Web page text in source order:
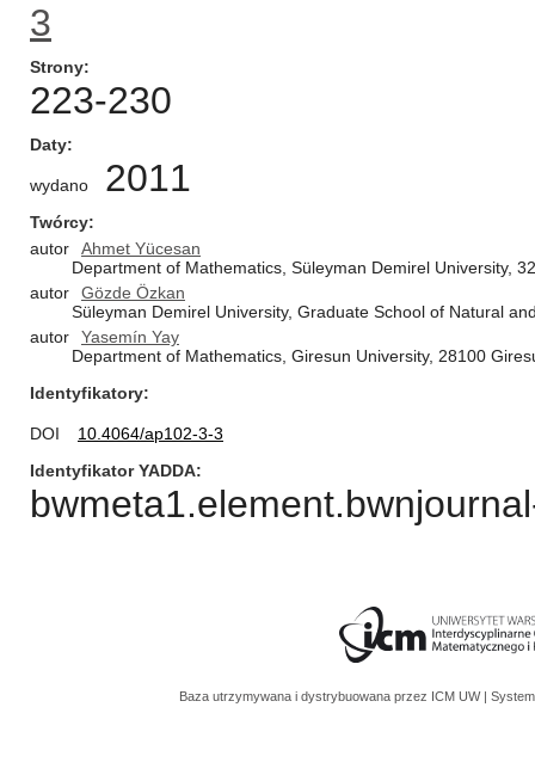
3
Strony
223-230
Daty
wydano 2011
Twórcy
autor
Ahmet Yücesan
Department of Mathematics, Süleyman Demirel University,
autor
Gözde Özkan
Süleyman Demirel University, Graduate School of Natural
autor
Yasemín Yay
Department of Mathematics, Giresun University, 28100
Identyfikatory
DOI
10.4064/ap102-3-3
Identyfikator YADDA
Baza utrzymywana i dystrybuowana przez ICM UW |